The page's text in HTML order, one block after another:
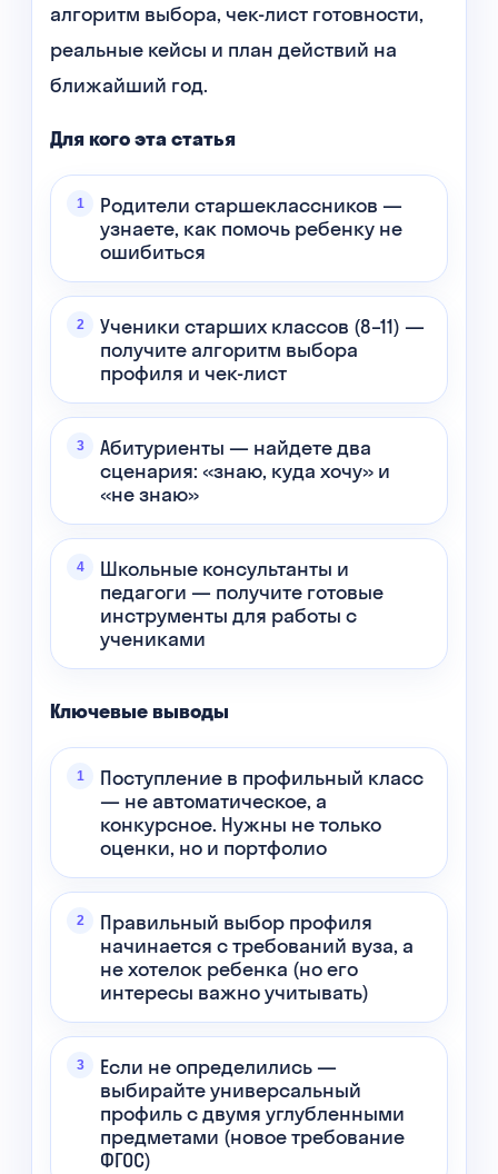
алгоритм выбора, чек-лист готовности,
реальные кейсы и план действий на
ближайший год.
Для кого эта статья
Родители старшеклассников —
узнаете, как помочь ребенку не
ошибиться
Ученики старших классов (8–11) —
получите алгоритм выбора
профиля и чек-лист
Абитуриенты — найдете два
сценария: «знаю, куда хочу» и
«не знаю»
Школьные консультанты и
педагоги — получите готовые
инструменты для работы с
учениками
Ключевые выводы
Поступление в профильный класс
— не автоматическое, а
конкурсное. Нужны не только
оценки, но и портфолио
Правильный выбор профиля
начинается с требований вуза, а
не хотелок ребенка (но его
интересы важно учитывать)
Если не определились —
выбирайте универсальный
профиль с двумя углубленными
предметами (новое требование
ФГОС)